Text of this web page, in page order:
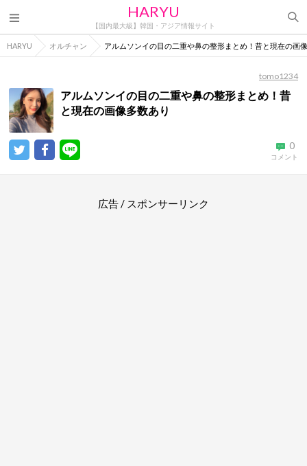
HARYU
【国内最大級】韓国・アジア情報サイト
HARYU オルチャン アルムソンイの目の二重や鼻の整形まとめ！昔と現在の画
tomo1234
アルムソンイの目の二重や鼻の整形まとめ！昔
と現在の画像多数あり
0
コメント
広告 / スポンサーリンク